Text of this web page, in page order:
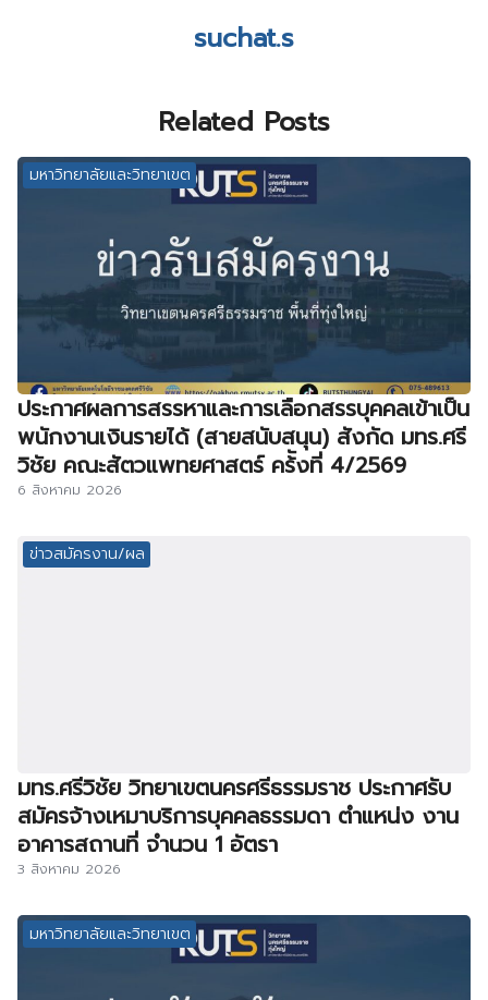
suchat.s
Related Posts
มหาวิทยาลัยและวิทยาเขต
ประกาศผลการสรรหาและการเลือกสรรบุคคลเข้าเป็น
พนักงานเงินรายได้ (สายสนับสนุน) สังกัด มทร.ศรี
วิชัย คณะสัตวแพทยศาสตร์ คร้ังที่ 4/2569
6 สิงหาคม 2026
ข่าวสมัครงาน/ผล
มทร.ศรีวิชัย วิทยาเขตนครศรีธรรมราช ประกาศรับ
สมัครจ้างเหมาบริการบุคคลธรรมดา ตำแหน่ง งาน
อาคารสถานที่ จำนวน 1 อัตรา
3 สิงหาคม 2026
มหาวิทยาลัยและวิทยาเขต